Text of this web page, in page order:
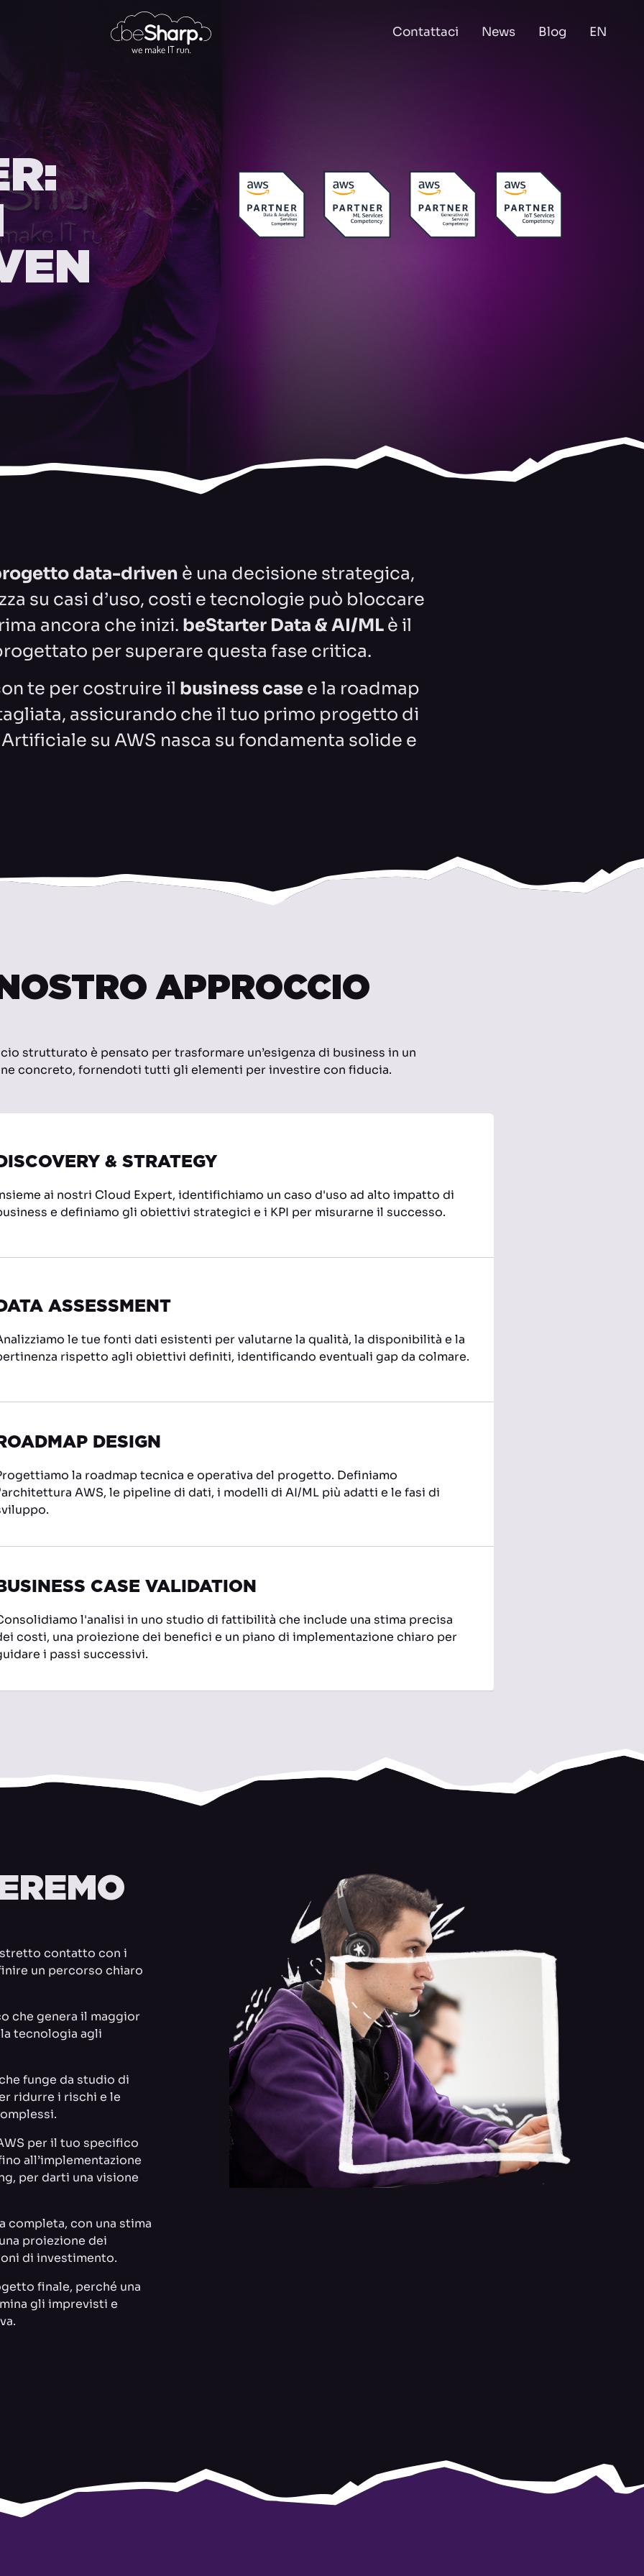
Contattaci News Blog EN
data-driven è una decisione strategica,
su casi d’uso, costi e tecnologie può bloccare
ancora che inizi. beStarter Data & AI/ML è il
per superare questa fase critica.
te per costruire il business case e la roadmap
assicurando che il tuo primo progetto di
su AWS nasca su fondamenta solide e
APPROCCIO
strutturato è pensato per trasformare un’esigenza di business in un
concreto, fornendoti tutti gli elementi per investire con fiducia.
& STRATEGY
ai nostri Cloud Expert, identifichiamo un caso d'uso ad alto impatto di
e definiamo gli obiettivi strategici e i KPI per misurarne il successo.
ASSESSMENT
le tue fonti dati esistenti per valutarne la qualità, la disponibilità e la
rispetto agli obiettivi definiti, identificando eventuali gap da colmare.
DESIGN
la roadmap tecnica e operativa del progetto. Definiamo
AWS, le pipeline di dati, i modelli di AI/ML più adatti e le fasi di
CASE VALIDATION
l'analisi in uno studio di fattibilità che include una stima precisa
costi, una proiezione dei benefici e un piano di implementazione chiaro per
i passi successivi.
contatto con i
un percorso chiaro
che genera il maggior
tecnologia agli
funge da studio di
ridurre i rischi e le
per il tuo specifico
all’implementazione
per darti una visione
completa, con una stima
proiezione dei
di investimento.
finale, perché una
gli imprevisti e